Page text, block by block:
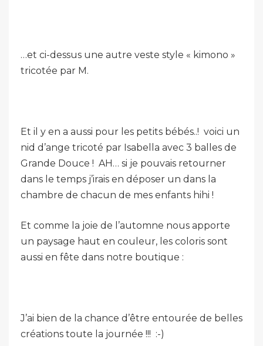
…et ci-dessus une autre veste style « kimono »
tricotée par M.
Et il y en a aussi pour les petits bébés..! voici un
nid d’ange tricoté par Isabella avec 3 balles de
Grande Douce ! AH… si je pouvais retourner
dans le temps j’irais en déposer un dans la
chambre de chacun de mes enfants hihi !
Et comme la joie de l’automne nous apporte
un paysage haut en couleur, les coloris sont
aussi en fête dans notre boutique :
J’ai bien de la chance d’être entourée de belles
créations toute la journée !!! :-)